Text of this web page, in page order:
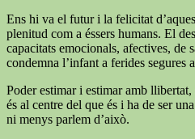
Ens hi va el futur i la felicitat
plenitud com a éssers humans. El
capacitats emocionals, afectives, de
condemna l’infant a ferides segures
Poder estimar i estimar amb llibertat,
és al centre del que és i ha de ser
ni menys parlem d’això.